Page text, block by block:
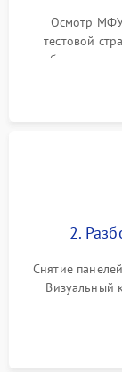
Осмотр
тестовой
работы
дефектах
2.
Снятие
Визуальный
захвата,